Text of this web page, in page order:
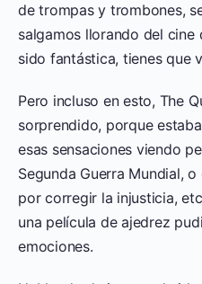
de trompas y trombones,
salgamos llorando del cine
sido fantástica, tienes que
Pero incluso en esto, The
sorprendido, porque
esas sensaciones viendo
Segunda Guerra Mundial,
por corregir la injusticia,
una película de ajedrez
emociones.